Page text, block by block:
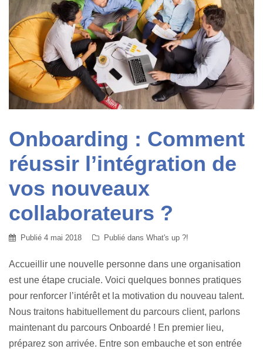
Onboarding : Comment
réussir l’intégration de
vos nouveaux
collaborateurs ?
Publié 4 mai 2018 Publié dans What's up ?!
Accueillir une nouvelle personne dans une organisation
est une étape cruciale. Voici quelques bonnes pratiques
pour renforcer l’intérêt et la motivation du nouveau talent.
Nous traitons habituellement du parcours client, parlons
maintenant du parcours Onboardé ! En premier lieu,
préparez son arrivée. Entre son embauche et son entrée